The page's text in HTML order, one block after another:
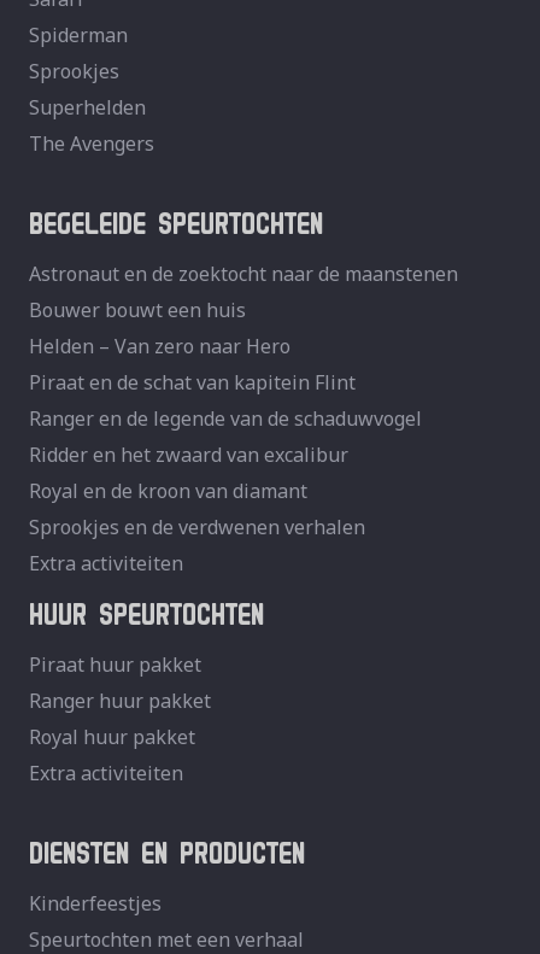
Spiderman
Sprookjes
Superhelden
The Avengers
BEGELEIDE SPEURTOCHTEN
Astronaut en de zoektocht naar de maanstenen
Bouwer bouwt een huis
Helden – Van zero naar Hero
Piraat en de schat van kapitein Flint
Ranger en de legende van de schaduwvogel
Ridder en het zwaard van excalibur
Royal en de kroon van diamant
Sprookjes en de verdwenen verhalen
Extra activiteiten
HUUR SPEURTOCHTEN
Piraat huur pakket
Ranger huur pakket
Royal huur pakket
Extra activiteiten
DIENSTEN EN PRODUCTEN
Kinderfeestjes
Speurtochten met een verhaal